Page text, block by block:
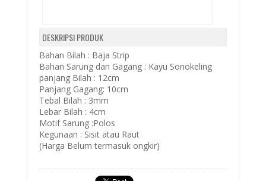
DESKRIPSI PRODUK
Bahan Bilah : Baja Strip
Bahan Sarung dan Gagang : Kayu Sonokeling
panjang Bilah : 12cm
Panjang Gagang: 10cm
Tebal Bilah : 3mm
Lebar Bilah : 4cm
Motif Sarung :Polos
Kegunaan : Sisit atau Raut
(Harga Belum termasuk ongkir)